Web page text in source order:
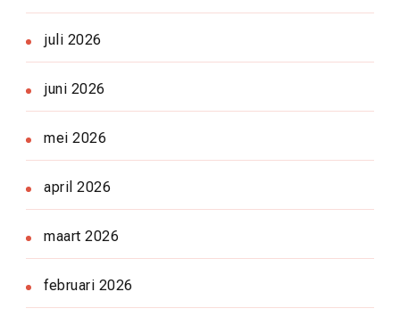
juli 2026
juni 2026
mei 2026
april 2026
maart 2026
februari 2026